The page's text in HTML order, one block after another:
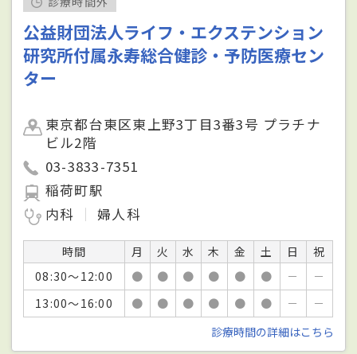
公益財団法人ライフ・エクステンション
研究所付属永寿総合健診・予防医療セン
ター
東京都台東区東上野3丁目3番3号 プラチナ
ビル2階
03-3833-7351
稲荷町駅
内科
婦人科
時間 月 火 水 木 金 土 日
祝
08:30～12:00
● ● ● ● ● ● －
－
13:00～16:00
● ● ● ● ● ● －
－
診療時間の詳細はこちら